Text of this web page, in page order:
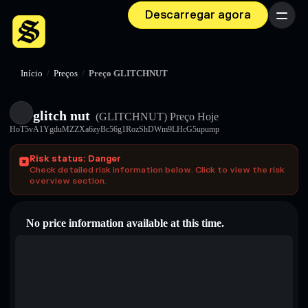
Descarregar agora Menu
Início / Preços / Preço GLITCHNUT
glitch nut (GLITCHNUT) Preço Hoje
HoT5vA1YgduMZZXa6zyBc56g1RozShDWm9LHcG5upump
Risk status: Danger
Check detailed risk information below. Click to view the risk
overview section.
No price information available at this time.